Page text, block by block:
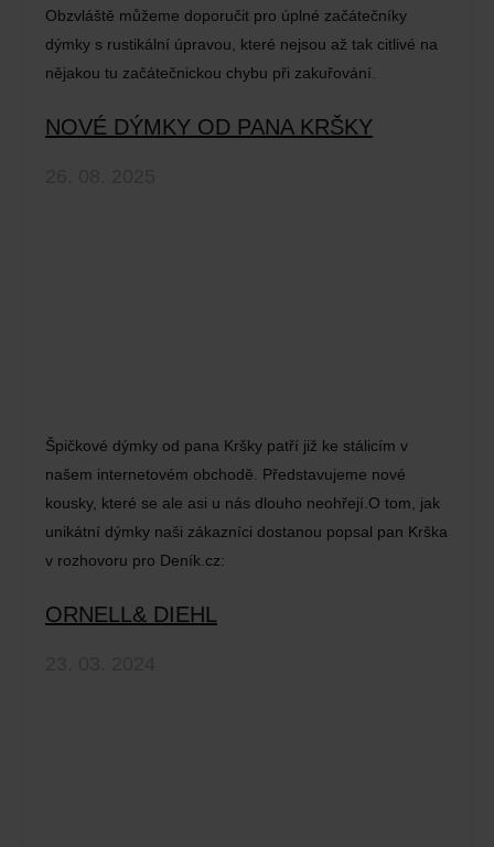
Obzvláště můžeme doporučit pro úplné začátečníky
dýmky s rustikální úpravou, které nejsou až tak citlivé na
nějakou tu začátečnickou chybu při zakuřování.
NOVÉ DÝMKY OD PANA KRŠKY
Špičkové dýmky od pana Kršky patří již ke stálicím v
našem internetovém obchodě. Představujeme nové
kousky, které se ale asi u nás dlouho neohřejí.O tom, jak
unikátní dýmky naši zákazníci dostanou popsal pan Krška
v rozhovoru pro Deník.cz:
ORNELL& DIEHL